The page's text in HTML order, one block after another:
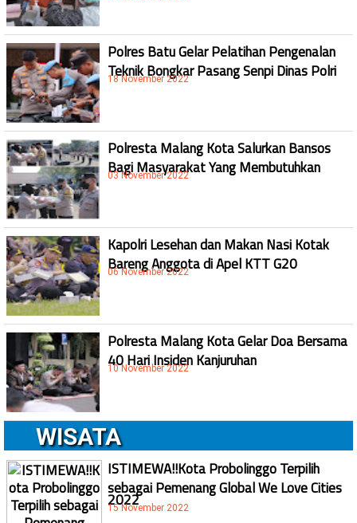
Polres Batu Gelar Pelatihan Pengenalan
Teknik Bongkar Pasang Senpi Dinas Polri
18 November 2022
Polresta Malang Kota Salurkan Bansos
Bagi Masyarakat Yang Membutuhkan
03 November 2022
Kapolri Lesehan dan Makan Nasi Kotak
Bareng Anggota di Apel KTT G20
06 November 2022
Polresta Malang Kota Gelar Doa Bersama
40 Hari Insiden Kanjuruhan
10 November 2022
WISATA
ISTIMEWA!!Kota Probolinggo Terpilih
sebagai Pemenang Global We Love Cities
2022
15 November 2022